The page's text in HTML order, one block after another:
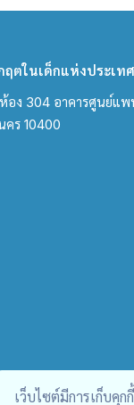
เว็บไซต์มีการเก็บคุ
ตในเด็กแห่งประเท
อง 304 อาคารศูนย์แพ
คร 10400